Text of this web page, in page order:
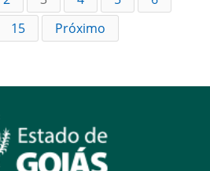
15 Próximo